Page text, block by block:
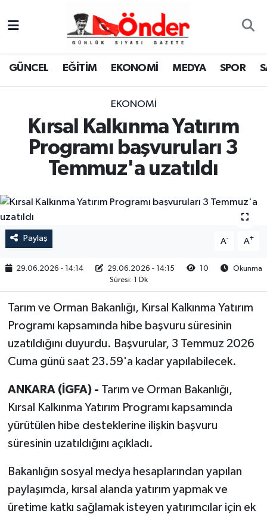
GÜNCEL EĞİTİM EKONOMİ MEDYA SPOR
EKONOMİ
Kırsal Kalkınma Yatırım
Programı başvuruları 3
Temmuz'a uzatıldı
Paylaş A- A+
29.06.2026 - 14:14 29.06.2026 - 14:15 10
Okunma
Süresi: 1 Dk
Tarım ve Orman Bakanlığı, Kırsal Kalkınma Yatırım
Programı kapsamında hibe başvuru süresinin
uzatıldığını duyurdu. Başvurular, 3 Temmuz 2026
Cuma günü saat 23.59'a kadar yapılabilecek.
ANKARA (İGFA) - Tarım ve Orman Bakanlığı,
Kırsal Kalkınma Yatırım Programı kapsamında
yürütülen hibe desteklerine ilişkin başvuru
süresinin uzatıldığını açıkladı.
Bakanlığın sosyal medya hesaplarından yapılan
paylaşımda, kırsal alanda yatırım yapmak ve
üretime katkı sağlamak isteyen yatırımcılar için ek
GÜNCEL
MEDYA
SPOR
SAĞLIK
KÜLTÜR-SANAT
RESMİ İLAN
Zonguldak Nöbetçi Eczaneler
Zonguldak Namaz Vakitleri
Zonguldak Trafik Yoğunluk Haritası
TFF 3.Lig 4.Grup Puan Durumu ve Fikstür
Tüm Manşetler
Son Dakika Haberleri